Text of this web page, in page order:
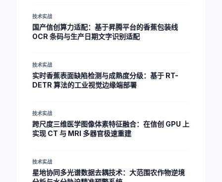
技术实战
国产信创算力适配：基于昇腾平台的香蕉包装线
OCR 条码与生产日期文字识别适配
技术实战
实时香蕉表面缺陷检测与成熟度分级：基于 RT-
DETR 算法的工业视觉边缘端部署
技术实战
跨尺度三维医学图像体素特征融合：在信创 GPU 上
实现 CT 与 MRI 多器官极速重建
技术实战
星地协同多光谱数据去耦技术：大范围农作物逆境